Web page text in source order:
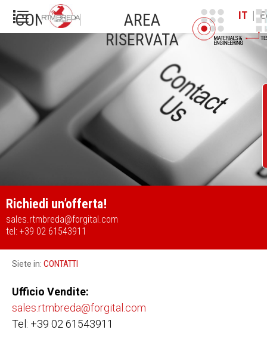
IT |
CONTATTI
AREA
RISERVATA
Richiedi un’offerta!
sales.rtmbreda@forgital.com
tel: +39 02 61543911
Siete in: CONTATTI
Ufficio Vendite:
sales.rtmbreda@forgital.com
Tel: +39 02 61543911